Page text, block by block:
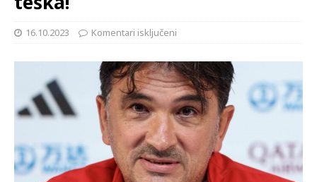
16.10.2023 Komentari isključeni